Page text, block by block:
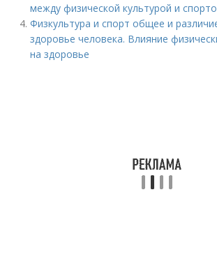
между физической культурой и
Физкультура и спорт общее и
здоровье человека. Влияние
на здоровье